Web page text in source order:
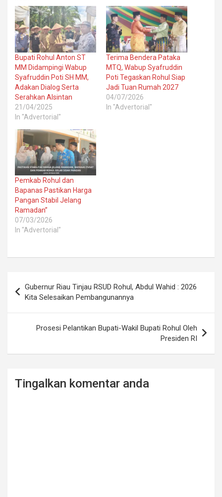
Bupati Rohul Anton ST
MM Didampingi Wabup
Syafruddin Poti SH MM,
Adakan Dialog Serta
Serahkan Alsintan
21/04/2025
In "Advertorial"
Terima Bendera Pataka
MTQ, Wabup Syafruddin
Poti Tegaskan Rohul Siap
Jadi Tuan Rumah 2027
04/07/2026
In "Advertorial"
Pemkab Rohul dan
Bapanas Pastikan Harga
Pangan Stabil Jelang
Ramadan”
07/03/2026
In "Advertorial"
navigation
Gubernur Riau Tinjau RSUD Rohul, Abdul Wahid : 2026
Kita Selesaikan Pembangunannya
Prosesi Pelantikan Bupati-Wakil Bupati Rohul Oleh
Presiden RI
Tingalkan komentar anda